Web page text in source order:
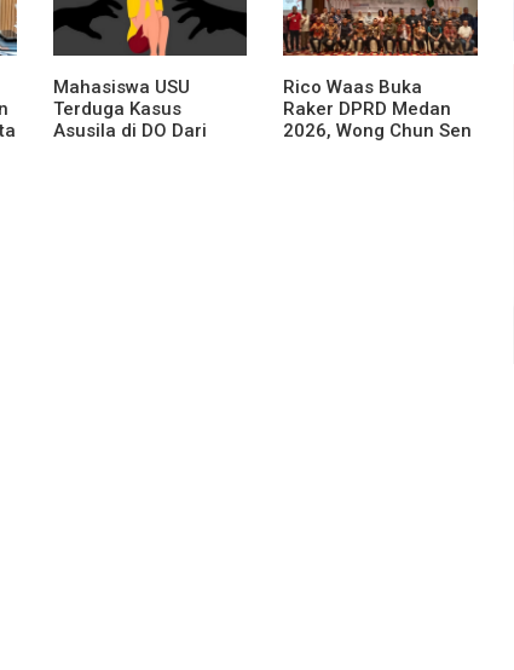
Mahasiswa USU
Terduga Kasus
Asusila di DO Dari
Rico Waas Buka
Raker DPRD Medan
2026, Wong Chun Sen